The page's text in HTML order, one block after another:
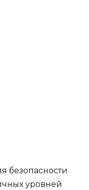
безопасности
уровней